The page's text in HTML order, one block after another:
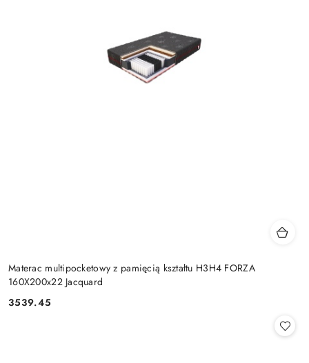
Materac multipocketowy z pamięcią kształtu H3H4 FORZA
160X200x22 Jacquard
Cena:
3539.45